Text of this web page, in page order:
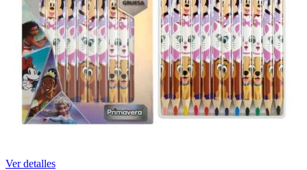
Ver detalles